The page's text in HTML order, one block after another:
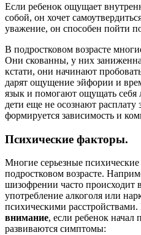
Если ребенок ощущает
собой, он хочет
уважение, он способен пойти
В подростковом возрасте
Они скованны, у них
кстати, они начинают
дарят ощущение эйфории и
язык и помогают ощущать себя
дети еще не осознают расплату
формируется зависимость и
Психические факторы.
Многие серьезные
подростковом возрасте.
шизофрении часто происходит
употребление алкоголя или
психическими расстройствами.
внимание, если ребенок начал
развиваются симптомы: